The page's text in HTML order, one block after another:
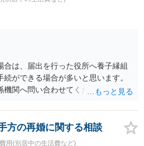
通常、大学進学費用をどこまで負
意内容のほか、子どもの年齢、大
ることになります。公正証書の他
いてどのように定められている
、「教育費」「進学費用」に関する
要があると考えられます。
合は、届出を行った役所へ養子縁組
ができる場合が多いと思います。
機関へ問い合わせてください。
方の再婚に関する相談
用(別居中の生活費など)